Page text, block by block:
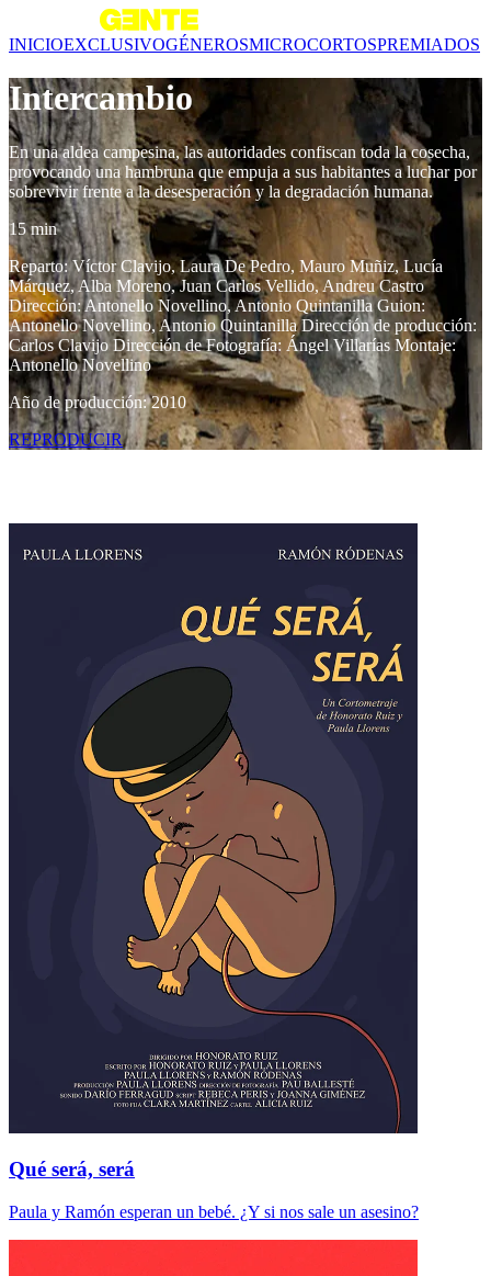
INICIOEXCLUSIVOGÉNEROSMICROCORTOSPREMIADOS
Intercambio
En una aldea campesina, las autoridades confiscan toda la cosecha,
provocando una hambruna que empuja a sus habitantes a luchar por
sobrevivir frente a la desesperación y la degradación humana.
15 min
Reparto: Víctor Clavijo, Laura De Pedro, Mauro Muñiz, Lucía
Márquez, Alba Moreno, Juan Carlos Vellido, Andreu Castro
Dirección: Antonello Novellino, Antonio Quintanilla Guion:
Antonello Novellino, Antonio Quintanilla Dirección de producción:
Carlos Clavijo Dirección de Fotografía: Ángel Villarías Montaje:
Antonello Novellino
Año de producción: 2010
REPRODUCIR
Qué será, será
Paula y Ramón esperan un bebé. ¿Y si nos sale un asesino?